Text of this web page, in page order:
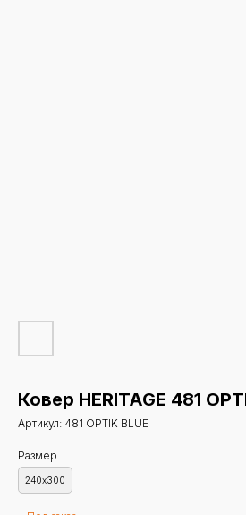
Ковер HERITAGE 481
Артикул: 481 OPTIK BLUE
Размер
240х300